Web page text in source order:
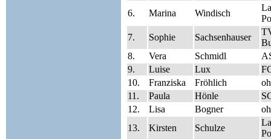
6.
Marina Windisch
7.
Sophie Sachsenhauser
8.
Vera Schmidl
9.
Luise Lux
10.
Franziska Fröhlich
11.
Paula Hönle
12.
Lisa Bogner
13.
Kirsten Schulze